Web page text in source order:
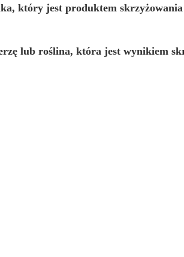
który jest produktem
lub roślina, która jest wynikiem